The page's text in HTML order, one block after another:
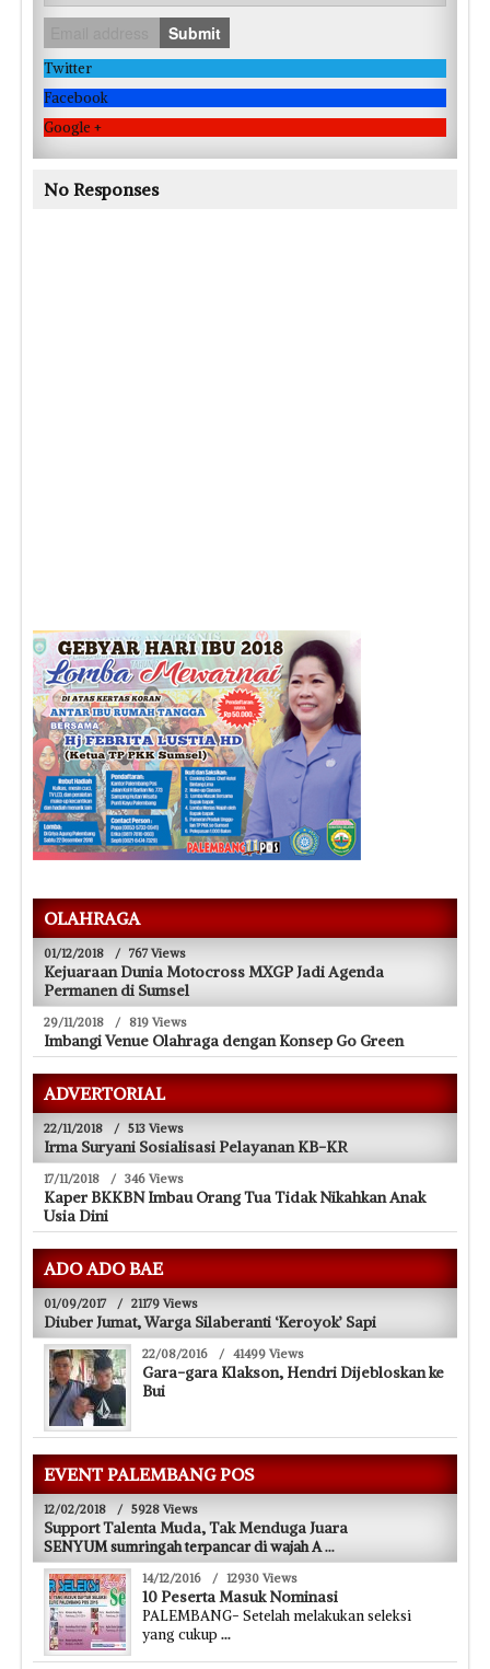
Submit
Twitter
Facebook
Google +
No Responses
OLAHRAGA
01/12/2018 / 767 Views
Kejuaraan Dunia Motocross MXGP Jadi Agenda
Permanen di Sumsel
29/11/2018 / 819 Views
Imbangi Venue Olahraga dengan Konsep Go Green
ADVERTORIAL
22/11/2018 / 513 Views
Irma Suryani Sosialisasi Pelayanan KB-KR
17/11/2018 / 346 Views
Kaper BKKBN Imbau Orang Tua Tidak Nikahkan Anak
Usia Dini
ADO ADO BAE
01/09/2017 / 21179 Views
Diuber Jumat, Warga Silaberanti ‘Keroyok’ Sapi
22/08/2016 / 41499 Views
Gara-gara Klakson, Hendri Dijebloskan ke
Bui
EVENT PALEMBANG POS
12/02/2018 / 5928 Views
Support Talenta Muda, Tak Menduga Juara
SENYUM sumringah terpancar di wajah A...
14/12/2016 / 12930 Views
10 Peserta Masuk Nominasi
PALEMBANG- Setelah melakukan seleksi
yang cukup ...